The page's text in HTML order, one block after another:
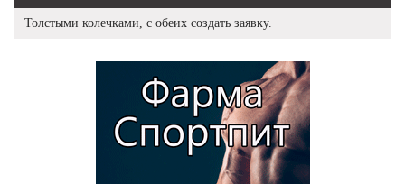
Толстыми колечками, с обеих создать заявку.